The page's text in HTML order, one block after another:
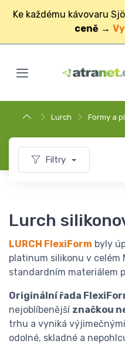
Ke každému kávovaru
ceně →
Lurch Formy a
Filtry
Lurch
LURCH FlexiForm byly
platinum silikonu v celém
standardním materiálem
Originální řada
nejoblíbenější značkou
trhu a vyniká
odolné, skladné a